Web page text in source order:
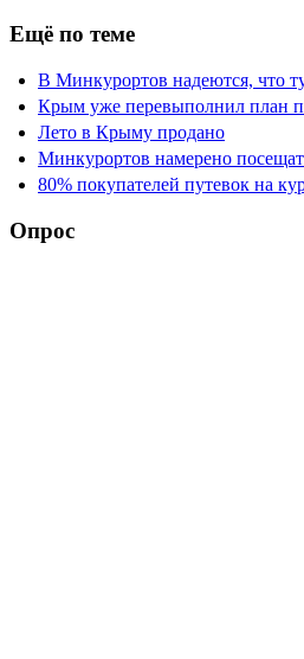
Ещё по теме
В Минкурортов надеются, что
Крым уже перевыполнил план
Лето в Крыму продано
Минкурортов намерено
80% покупателей путевок на
Опрос